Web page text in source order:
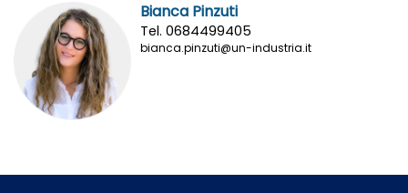
Bianca Pinzuti
Tel. 0684499405
bianca.pinzuti@un-industria.it